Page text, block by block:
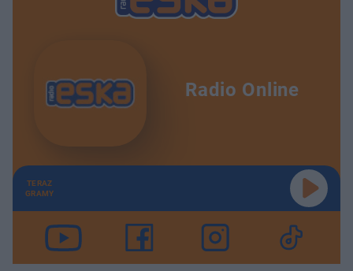
Radio Online
TERAZ
GRAMY